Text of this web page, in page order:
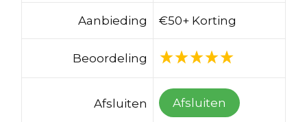
Aanbieding €50+ Korting
Beoordeling
Afsluiten Afsluiten